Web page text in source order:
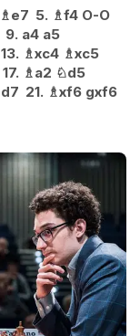
♗ e7 5. ♗f4 O-O
9. a4 a5
13. ♗xc4 ♗xc5
17. ♗ a2 ♘d5
d7 21. ♗xf6 gxf6